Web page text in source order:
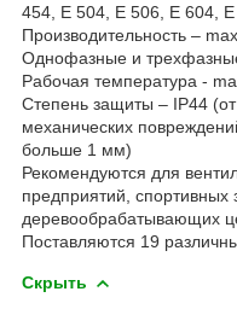
454, E 504, E 506, E 604,
Производительность –
Однофазные и
Рабочая температура -
Степень защиты – IP44
механических
больше 1 мм)
Рекомендуются для
предприятий, спортивных
деревообрабатывающих
Поставляются 19
Скрыть